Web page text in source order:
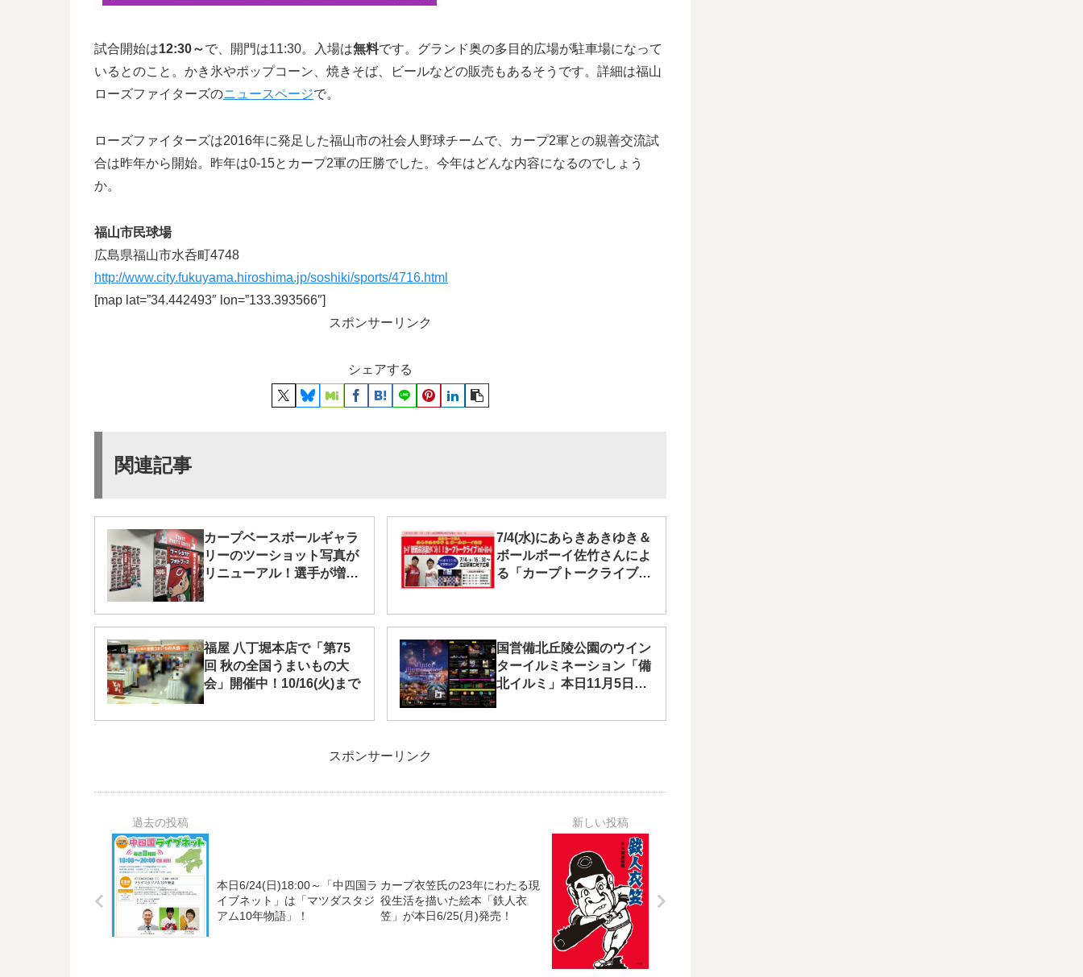
試合開始は12:30～で、開門は11:30。入場は無料です。グランド奥の多目的広場が駐車場になって
いるとのこと。かき氷やポップコーン、焼きそば、ビールなどの販売もあるそうです。詳細は福山
ローズファイターズのニュースページで。
ローズファイターズは2016年に発足した福山市の社会人野球チームで、カープ2軍との親善交流試
合は昨年から開始。昨年は0-15とカープ2軍の圧勝でした。今年はどんな内容になるのでしょう
か。
福山市民球場
広島県福山市水呑町4748
http://www.city.fukuyama.hiroshima.jp/soshiki/sports/4716.html
[map lat=”34.442493″ lon=”133.393566″]
スポンサーリンク
シェアする
関連記事
カープベースボールギャラ
リーのツーショット写真が
リニューアル！選手が増え
7/4(水)にあらきあきゆき＆
ボールボーイ佐竹さんによ
る「カープトークライブ」
福屋 八丁堀本店で「第75
回 秋の全国うまいもの大
会」開催中！10/16(火)まで
国営備北丘陵公園のウイン
ターイルミネーション「備
北イルミ」本日11月5日
スポンサーリンク
本日6/24(日)18:00～「中四国ラ
イブネット」は「マツダスタジ
アム10年物語」！
カープ衣笠氏の23年にわたる現
役生活を描いた絵本「鉄人衣
笠」が本日6/25(月)発売！